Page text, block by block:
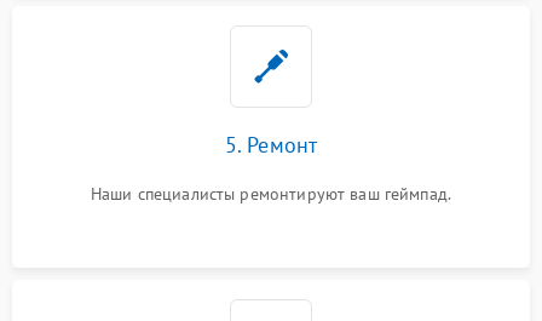
5. Ремонт
Наши специалисты ремонтируют ваш геймпад.